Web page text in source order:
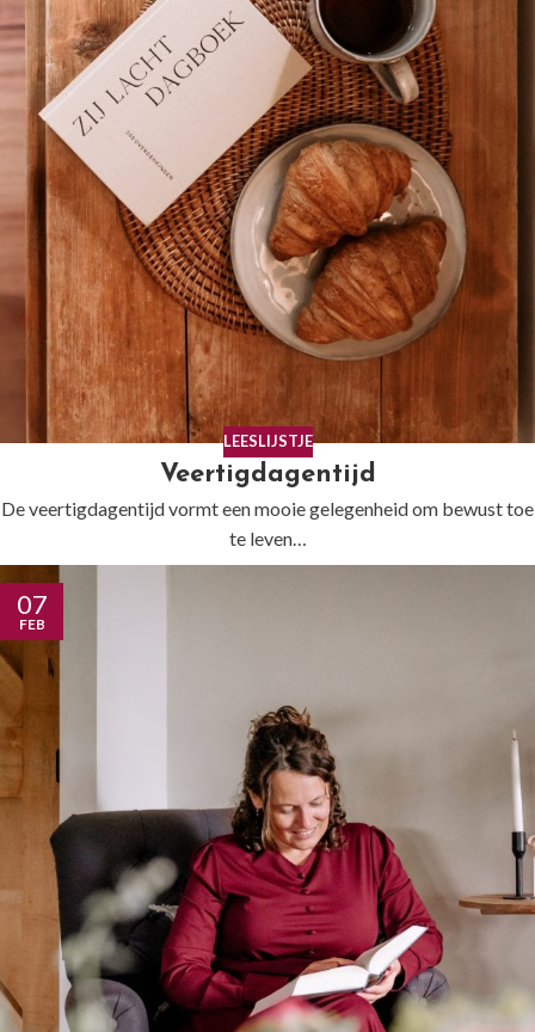
LEESLIJSTJE
Veertigdagentijd
De veertigdagentijd vormt een mooie gelegenheid om bewust toe
te leven…
07
FEB